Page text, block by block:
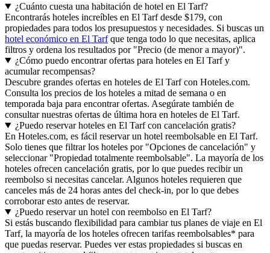
¿Cuánto cuesta una habitación de hotel en El Tarf?
Encontrarás hoteles increíbles en El Tarf desde $179, con
propiedades para todos los presupuestos y necesidades. Si buscas un
hotel económico en El Tarfque tenga todo lo que necesitas, aplica
filtros y ordena los resultados por "Precio (de menor a mayor)".
¿Cómo puedo encontrar ofertas para hoteles en El Tarf y
acumular recompensas?
Descubre grandes ofertas en hoteles de El Tarf con Hoteles.com.
Consulta los precios de los hoteles a mitad de semana o en
temporada baja para encontrar ofertas. Asegúrate también de
consultar nuestras ofertas de última hora en hoteles de El Tarf.
¿Puedo reservar hoteles en El Tarf con cancelación gratis?
En Hoteles.com, es fácil reservar un hotel reembolsable en El Tarf.
Solo tienes que filtrar los hoteles por "Opciones de cancelación" y
seleccionar "Propiedad totalmente reembolsable". La mayoría de los
hoteles ofrecen cancelación gratis, por lo que puedes recibir un
reembolso si necesitas cancelar. Algunos hoteles requieren que
canceles más de 24 horas antes del check-in, por lo que debes
corroborar esto antes de reservar.
¿Puedo reservar un hotel con reembolso en El Tarf?
Si estás buscando flexibilidad para cambiar tus planes de viaje en El
Tarf, la mayoría de los hoteles ofrecen tarifas reembolsables* para
que puedas reservar. Puedes ver estas propiedades si buscas en